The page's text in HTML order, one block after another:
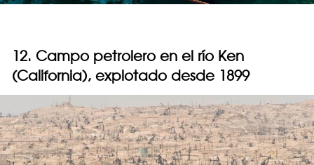
12. Campo petrolero en el río Ken
(California), explotado desde 1899